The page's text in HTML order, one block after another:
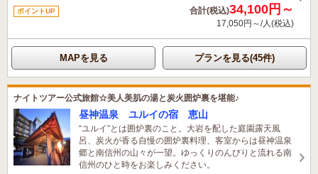
ポイントUP 合計(税込)34,100円～
17,050円～/人(税込)
MAPを見る プランを見る(45件)
ナイトツアー公式旅館☆美人美肌の湯と炭火囲炉裏を堪能♪
昼神温泉 ユルイの宿 恵山
“ユルイ”とは囲炉裏のこと。大岩を配した庭園露天風
呂、炭火が香る自慢の囲炉裏料理、客室からは昼神温泉
郷と南信州の山々が一望。ゆっくりのんびりと流れる南
信州のひと時をお楽しみください。